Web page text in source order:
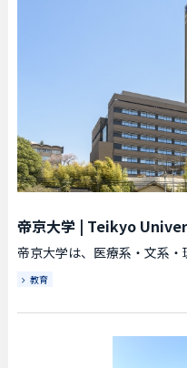
帝京大学| Teikyo
帝京大学は、医療系・文系・
教育